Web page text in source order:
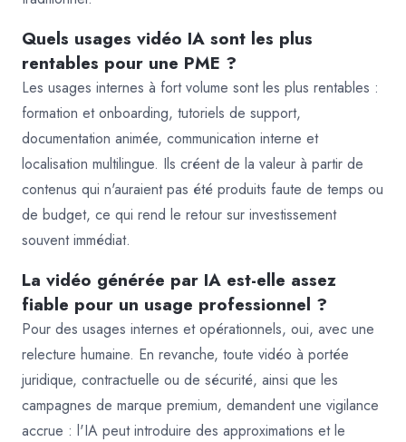
Quels usages vidéo IA sont les plus
rentables pour une PME ?
Les usages internes à fort volume sont les plus rentables :
formation et onboarding, tutoriels de support,
documentation animée, communication interne et
localisation multilingue. Ils créent de la valeur à partir de
contenus qui n'auraient pas été produits faute de temps ou
de budget, ce qui rend le retour sur investissement
souvent immédiat.
La vidéo générée par IA est-elle assez
fiable pour un usage professionnel ?
Pour des usages internes et opérationnels, oui, avec une
relecture humaine. En revanche, toute vidéo à portée
juridique, contractuelle ou de sécurité, ainsi que les
campagnes de marque premium, demandent une vigilance
accrue : l'IA peut introduire des approximations et le